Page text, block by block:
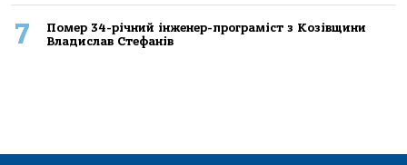
7
Помер 34-річний інженер-програміст з Козівщини
Владислав Стефанів